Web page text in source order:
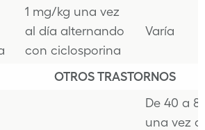
1 mg/kg una vez
al día alternando
con ciclosporina
Varía
OTROS TRASTORNOS
De 40 a
una vez